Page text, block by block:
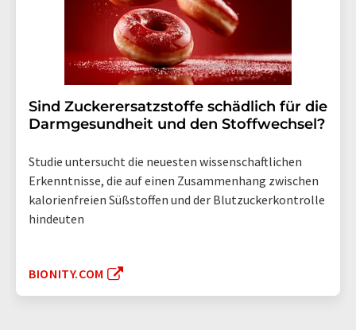
Sind Zuckerersatzstoffe schädlich für die
Darmgesundheit und den Stoffwechsel?
Studie untersucht die neuesten wissenschaftlichen
Erkenntnisse, die auf einen Zusammenhang zwischen
kalorienfreien Süßstoffen und der Blutzuckerkontrolle
hindeuten
BIONITY.COM